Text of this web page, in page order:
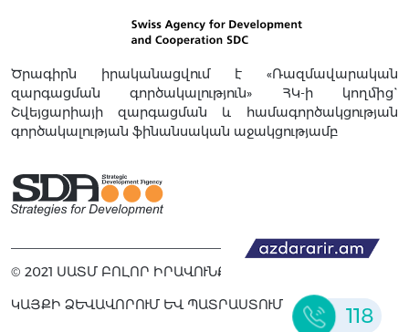
Ծրագիրն իրականացվում է «Ռազմավարական
զարգացման գործակալություն» ՀԿ-ի կողմից`
Շվեյցարիայի զարգացման և համագործակցության
գործակալության ֆինանսական աջակցությամբ
© 2021 ՍԱՏՄ ԲՈԼՈՐ ԻՐԱՎՈՒՆՔՆԵՐԸ ՊԱՇՏՊԱՆՎԱԾ ԵՆ
ԿԱՅՔԻ ՁԵՎԱՎՈՐՈՒՄ ԵՎ ՊԱՏՐԱՍՏՈՒՄ
118